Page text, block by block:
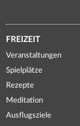
FREIZEIT
Veranstaltungen
Spielplätze
Rezepte
Meditation
Ausflugsziele